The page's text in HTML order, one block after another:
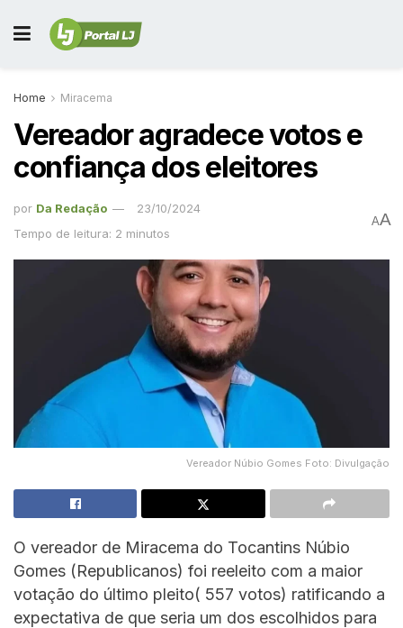
Home Miracema
Vereador agradece votos e
confiança dos eleitores
por Da Redação
23/10/2024
Tempo de leitura: 2 minutos
AA
Vereador Núbio Gomes Foto: Divulgação
O vereador de Miracema do Tocantins Núbio
Gomes (Republicanos) foi reeleito com a maior
votação do último pleito( 557 votos) ratificando a
expectativa de que seria um dos escolhidos para